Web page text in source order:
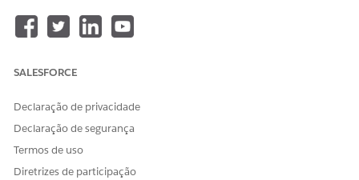
Criar uma campanha de comunicação da política para
conformidade de TI
que os funcionários estejam cientes das políticas
auditorias de conformidade. As campanhas definem
janelas de confirmação e acionam notificações
automatizadas por meio do Portal de Serviços do
funcionário.
SALESFORCE
Declaração de privacidade
Declaração de segurança
Termos de uso
Diretrizes de participação